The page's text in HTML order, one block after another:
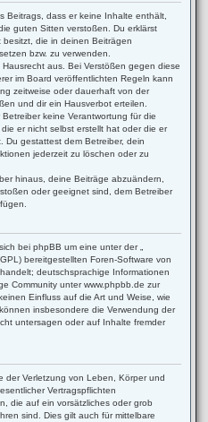
Beitrags, dass er keine Inhalte enthält,
guten Sitten verstoßen. Du erklärst
die in deinen Beiträgen
bzw. zu verwenden.
aus. Bei Verstößen gegen diese
im Board veröffentlichten Regeln kann
zeitweise oder dauerhaft von der
und dir ein Hausverbot erteilen.
keine Verantwortung für die
er nicht selbst erstellt hat oder die er
Du gestattest dem Betreiber, dein
jederzeit zu löschen oder zu
hinaus, deine Beiträge abzuändern,
oder geeignet sind, dem Betreiber
bei phpBB um eine unter der „
bereitgestellten Foren-Software von
deutschsprachige Informationen
Community unter www.phpbb.de zur
Einfluss auf die Art und Weise, wie
insbesondere die Verwendung der
untersagen oder auf Inhalte fremder
der Verletzung von Leben, Körper und
Vertragspflichten
die auf ein vorsätzliches oder grob
sind. Dies gilt auch für mittelbare